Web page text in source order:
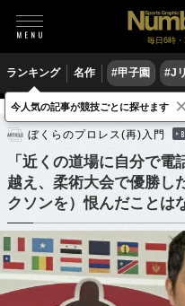
毎日6時
ランキング 名作 #甲子園 #J
格闘技 その他
ぼくらのプロレス(再)入門
「近くの道場に自分で電
越え、柔術大会で優勝し
クソンを）恨んだことは
今人気の記事が競技ごとに探せます ×